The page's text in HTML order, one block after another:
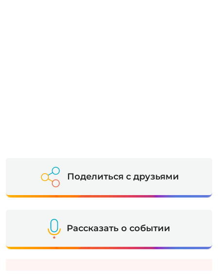
Поделиться с друзьями
Рассказать о событии